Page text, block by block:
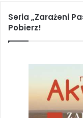
Seria „Zarażeni
Pobierz!